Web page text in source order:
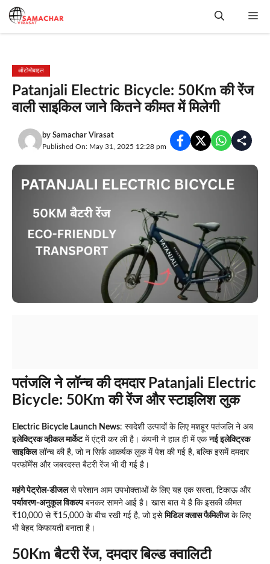
Skip
ऑटोमोबाइल
Patanjali Electric Bicycle: 50Km की रेंज
वाली साइकिल जाने कितने कीमत में मिलेगी
by Samachar Virasat
Published On: May 31, 2025 12:28 pm
पतंजलि ने लॉन्च की दमदार Patanjali Electric
Bicycle: 50Km की रेंज और स्टाइलिश लुक
Electric Bicycle Launch News: स्वदेशी उत्पादों के लिए मशहूर पतंजलि ने अब
इलेक्ट्रिक व्हीकल मार्केटमें एंट्री कर ली है। कंपनी ने हाल ही में एकनई इलेक्ट्रिक
साइकिललॉन्च की है, जो न सिर्फ आकर्षक लुक में पेश की गई है, बल्कि इसमें दमदार
परफॉर्मेंस और जबरदस्त बैटरी रेंज भी दी गई है।
महंगे पेट्रोल-डीजलसे परेशान आम उपभोक्ताओं के लिए यह एक सस्ता, टिकाऊ और
पर्यावरण-अनुकूल विकल्पबनकर सामने आई है। खास बात ये है कि इसकी कीमत
₹10,000 से ₹15,000 के बीच रखी गई है, जो इसेमिडिल क्लास फैमिलीजके लिए
भी बेहद किफायती बनाता है।
50Km बैटरी रेंज, दमदार बिल्ड क्वालिटी